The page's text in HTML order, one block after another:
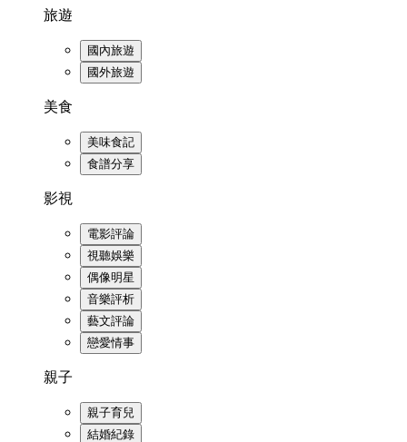
旅遊
國內旅遊
國外旅遊
美食
美味食記
食譜分享
影視
電影評論
視聽娛樂
偶像明星
音樂評析
藝文評論
戀愛情事
親子
親子育兒
結婚紀錄